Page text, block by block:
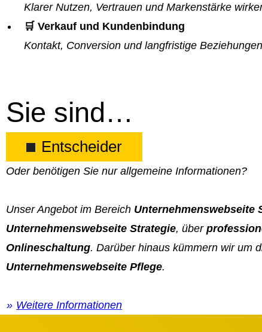
Klarer Nutzen, Vertrauen und Markenstärke
🛒 Verkauf und Kundenbindung
Kontakt, Conversion und langfristige
Sie sind…
Entscheider
Oder benötigen Sie nur allgemeine Informationen?
Unser Angebot im Bereich Unternehmenswebseite
Unternehmenswebseite Strategie, über
Onlineschaltung. Darüber hinaus kümmern wir um
Unternehmenswebseite Pflege.
Weitere Informationen